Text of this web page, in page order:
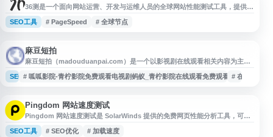
36测是一个面向网站运营、开发与运维人员的全球网站性能测试工具，提供多
地点网站测速与 PageSpeed 检测服务。用户可通过该平台了解网站在不同地
区的访问速度、加载表现和性能指标，辅助排查网络延迟、资源加载慢等问
SEO工具 # PageSpeed # 全球节点
麻豆短拍
麻豆短拍（madouduanpai.com）是一个以影视剧在线观看相关内容为主的
词，覆盖电视剧、影视资源在线播放等搜索场景。适合用户查找影视播放入
SEO工具# 呱呱影院-青柠影院免费观看电视剧蚂蚁_青柠影院在线观看免费观看电视剧_青
# 在线影院
Pingdom 网站速度测试
Pingdom 网站速度测试是 SolarWinds 提供的免费网页性能分析工具，可用
于检测网站页面加载速度、响应时间和资源请求情况。用户输入网址后即可获
取性能评分、页面大小、加载耗时及请求数量等数据，并查看影响速度的具体
SEO工具 # SEO优化 # 加载速度